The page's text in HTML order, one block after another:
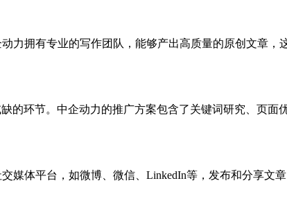
力拥有专业的写作团队，能够产出高质量的原创文章
的环节。中企动力的推广方案包含了关键词研究、页
媒体平台，如微博、微信、LinkedIn等，发布和分享文